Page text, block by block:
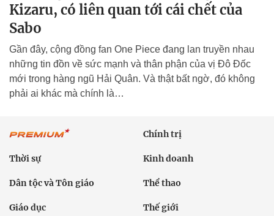
Kizaru, có liên quan tới cái chết của
Sabo
Gần đây, cộng đồng fan One Piece đang lan truyền nhau
những tin đồn về sức mạnh và thân phận của vị Đô Đốc
mới trong hàng ngũ Hải Quân. Và thật bất ngờ, đó không
phải ai khác mà chính là…
Chính trị
Thời sự Kinh doanh
Dân tộc và Tôn giáo Thể thao
Giáo dục Thế giới